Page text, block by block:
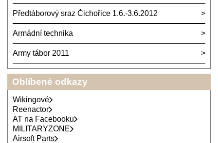
Předtáborový sraz Čichořice 1.6.-3.6.2012
Armádní technika
Army tábor 2011
Oblíbené odkazy
Wikingové
Reenactor
AT na Facebooku
MILITARYZONE
Airsoft Parts